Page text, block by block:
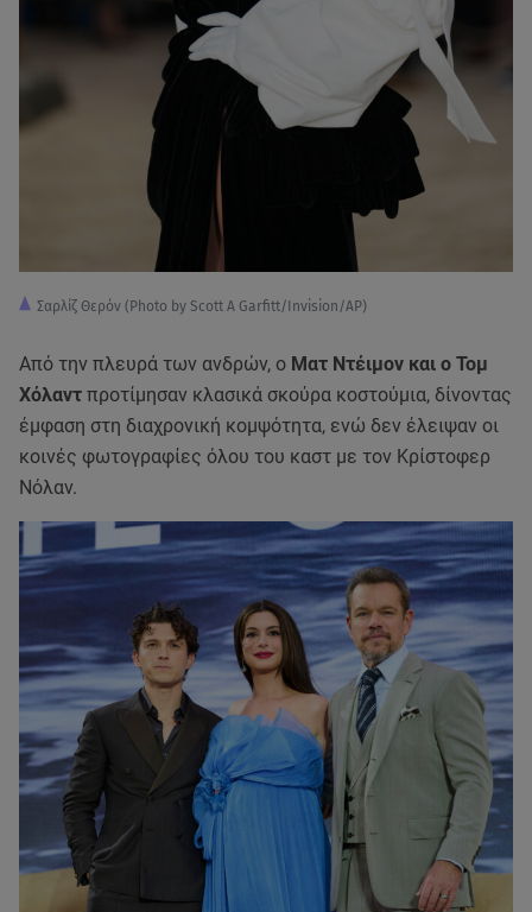
Σαρλίζ Θερόν (Photo by Scott A Garfitt/Invision/AP)
Από την πλευρά των ανδρών, ο Ματ Ντέιμον και ο Τομ
Χόλαντ προτίμησαν κλασικά σκούρα κοστούμια, δίνοντας
έμφαση στη διαχρονική κομψότητα, ενώ δεν έλειψαν οι
κοινές φωτογραφίες όλου του καστ με τον Κρίστοφερ
Νόλαν.